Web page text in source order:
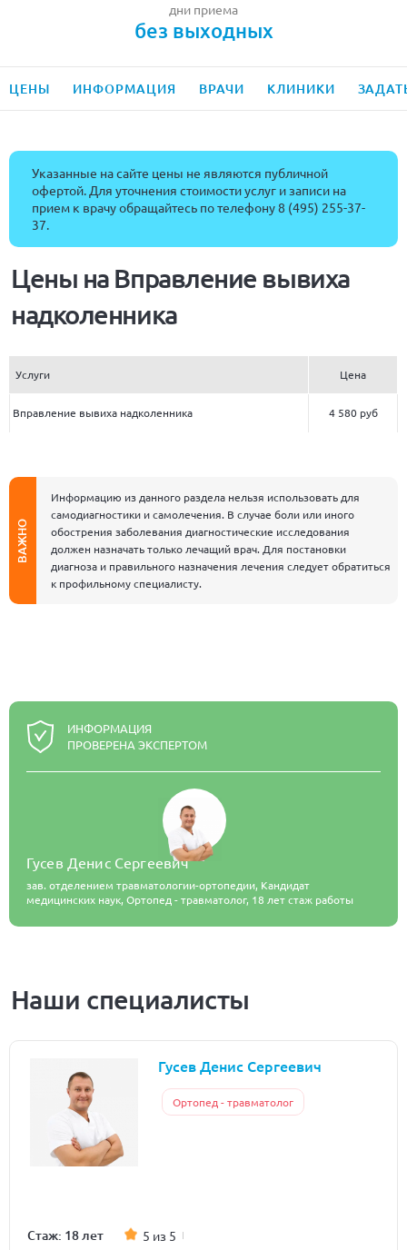
дни приема
без выходных
ЦЕНЫ ИНФОРМАЦИЯ ВРАЧИ КЛИНИКИ
Указанные на сайте цены не являются публичной
офертой. Для уточнения стоимости услуг и записи на
прием к врачу обращайтесь по телефону8 (495) 255-37-
37.
Цены на Вправление вывиха
надколенника
Услуги Цена
Вправление вывиха надколенника 4 580 руб
ВАЖНО
Информацию из данного раздела нельзя использовать для
самодиагностики и самолечения. В случае боли или иного
обострения заболевания диагностические исследования
должен назначать только лечащий врач. Для постановки
диагноза и правильного назначения лечения следует обратиться
к профильному специалисту.
ИНФОРМАЦИЯ
ПРОВЕРЕНА ЭКСПЕРТОМ
Гусев Денис Сергеевич
зав. отделением травматологии-ортопедии, Кандидат
медицинских наук, Ортопед - травматолог, 18 лет стаж работы
Наши специалисты
Гусев Денис Сергеевич
Ортопед - травматолог
Стаж: 18 лет 5 из 5